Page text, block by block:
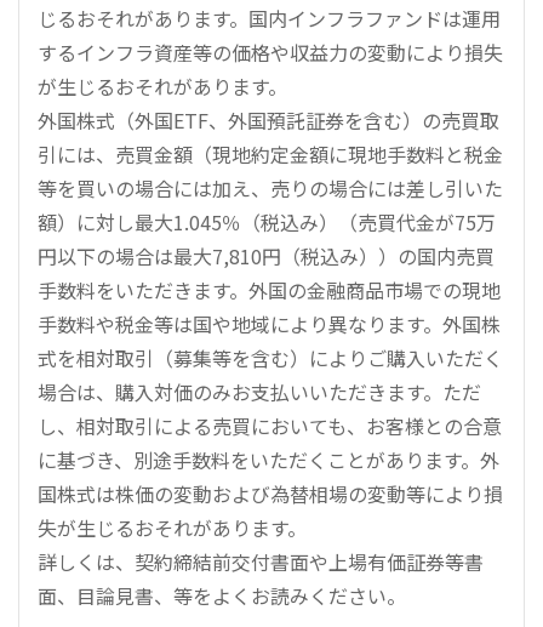
じるおそれがあります。国内インフラファンドは運用
するインフラ資産等の価格や収益力の変動により損失
が生じるおそれがあります。
外国株式（外国ETF、外国預託証券を含む）の売買取
引には、売買金額（現地約定金額に現地手数料と税金
等を買いの場合には加え、売りの場合には差し引いた
額）に対し最大1.045％（税込み）（売買代金が75万
円以下の場合は最大7,810円（税込み））の国内売買
手数料をいただきます。外国の金融商品市場での現地
手数料や税金等は国や地域により異なります。外国株
式を相対取引（募集等を含む）によりご購入いただく
場合は、購入対価のみお支払いいただきます。ただ
し、相対取引による売買においても、お客様との合意
に基づき、別途手数料をいただくことがあります。外
国株式は株価の変動および為替相場の変動等により損
失が生じるおそれがあります。
詳しくは、契約締結前交付書面や上場有価証券等書
面、目論見書、等をよくお読みください。